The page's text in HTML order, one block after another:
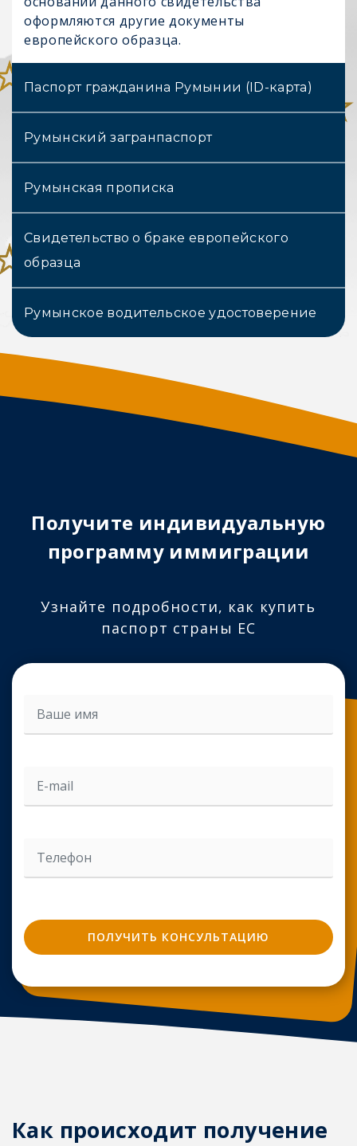
оформляются другие документы
европейского образца.
Паспорт гражданина Румынии (ID-карта)
Румынский загранпаспорт
Румынская прописка
Свидетельство о браке европейского
образца
Румынское водительское удостоверение
Получите индивидуальную
программу иммиграции
Узнайте подробности, как купить
паспорт страны ЕС
Как происходит получение